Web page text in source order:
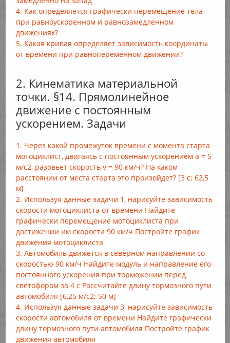
4. Как определяется графически перемещение тела
при равноускоренном и равнозамедленном
движениях?
5. Какая кривая определяет зависимость координаты
от времени при равнопеременном движении?
2. Кинематика материальной
точки. §14. Прямолинейное
движение с постоянным
ускорением. Задачи
1. Через какой промежуток времени с момента старта
мотоциклист, двигаясь с постоянным ускорением а = 5
м/с2, разовьет скорость v = 90 км/ч? На каком
расстоянии от места старта это произойдет? [3 с; 62,5
м]
2. Используя данные задачи 1, нарисуйте зависимость
скорости мотоциклиста от времени Найдите
графически перемещение мотоциклиста при
достижении им скорости 90 км/ч Постройте график
движения мотоциклиста
3. Автомобиль движется в северном направлении со
скоростью 90 км/ч Найдите модуль и направление его
постоянного ускорения при торможении перед
светофором за 4 с Рассчитайте длину тормозного пути
автомобиля [6,25 м/с2; 50 м]
4. Используя данные задачи 3, нарисуйте зависимость
скорости автомобиля от времени Найдите графически
длину тормозного пути автомобиля Постройте график
движения автомобиля